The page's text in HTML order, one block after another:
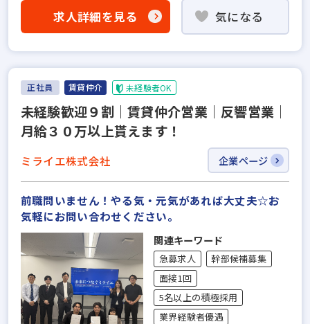
求人詳細を見る 気になる
正社員 賃貸仲介 未経験者OK
未経験歓迎９割｜賃貸仲介営業｜反響営業｜
月給３０万以上貰えます！
ミライエ株式会社 企業ページ
前職問いません！やる気・元気があれば大丈夫☆お
気軽にお問い合わせください。
関連キーワード
急募求人
幹部候補募集
面接1回
5名以上の積極採用
業界経験者優遇